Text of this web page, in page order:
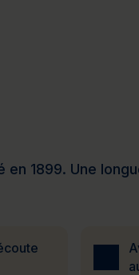
1899. Une